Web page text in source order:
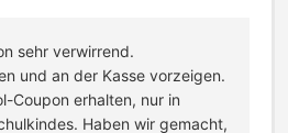
sehr verwirrend.
und an der Kasse vorzeigen.
Coupon erhalten, nur in
Haben wir gemacht,